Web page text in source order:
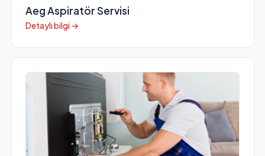
Aeg Aspiratör Servisi
Detaylı bilgi →